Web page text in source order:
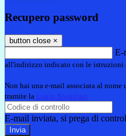
Recupero password
button close ×
E-
all'indirizzo indicato con le istruzioni
Non hai una e-mail associata al
tramite la Login Spaggiari
E-mail inviata, si prega di